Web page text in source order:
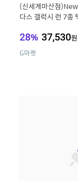
(신세계마산점
다스 갤럭시 런 7종
28% 37,530원
G마켓